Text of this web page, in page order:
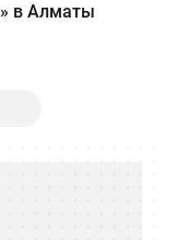
в Алматы